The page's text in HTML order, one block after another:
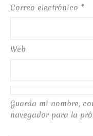
Correo electrónico *
Web
Guarda mi nombre,
navegador para la